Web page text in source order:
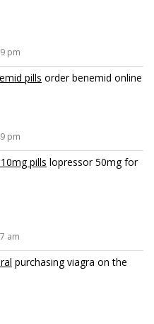
pm
pills order benemid online
pm
pills lopressor 50mg for
am
purchasing viagra on the